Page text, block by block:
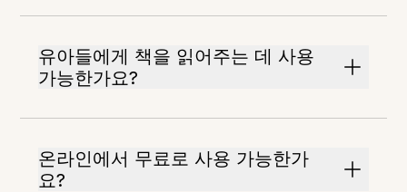
유아들에게 책을 읽어주는 데 사용
가능한가요?
온라인에서 무료로 사용 가능한가
요?